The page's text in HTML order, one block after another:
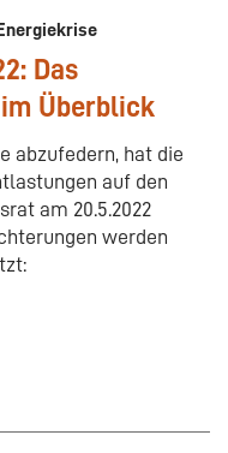
Das
Überblick
abzufedern, hat die
auf den
am 20.5.2022
werden